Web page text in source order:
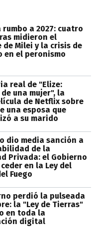
rumbo a 2027: cuatro
midieron el
de Milei y la crisis de
en el peronismo
real de "Elize:
una mujer", la
de Netflix sobre
una esposa que
a su marido
dio media sanción a
de la
Privada: el Gobierno
en la Ley del
Fuego
perdió la pulseada
la "Ley de Tierras"
en toda la
digital